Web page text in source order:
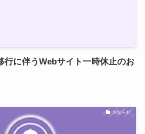
行に伴うWebサイト一時休止のお
お知らせ